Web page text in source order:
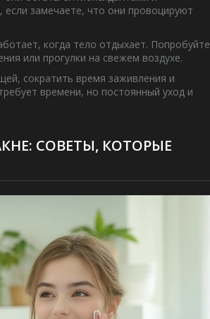
замечаете, что они провоцируют
когда тело отдыхает. Попробуйте
или прогулки на свежем воздухе.
сократить время заживления и
времени, но постоянный уход и
СОВЕТЫ, КОТОРЫЕ